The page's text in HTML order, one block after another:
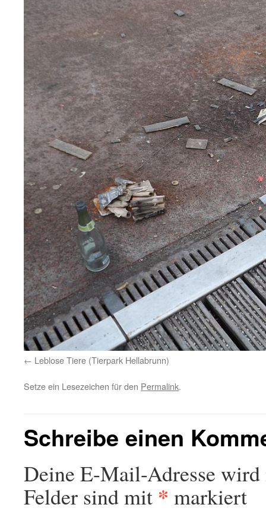
Leblose Tiere (Tierpark Hellabrunn)
Setze ein Lesezeichen für den Permalink.
Schreibe einen
Deine E-Mail-Adresse
Felder sind mit * markiert